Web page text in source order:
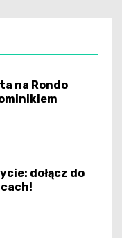
na Rondo
dołącz do